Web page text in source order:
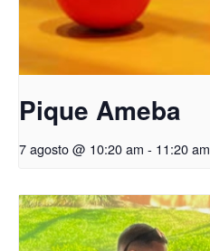
Pique Ameba
7 agosto @ 10:20 am - 11:20 am